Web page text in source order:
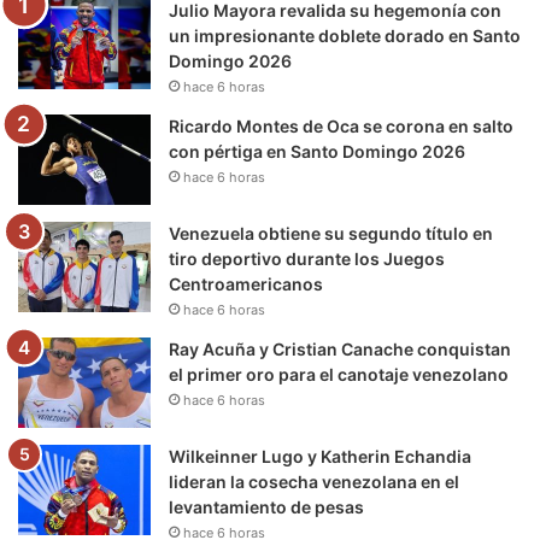
o
k
r
e
r
m
a
Julio Mayora revalida su hegemonía con
un impresionante doblete dorado en Santo
Domingo 2026
hace 6 horas
Ricardo Montes de Oca se corona en salto
con pértiga en Santo Domingo 2026
hace 6 horas
Venezuela obtiene su segundo título en
tiro deportivo durante los Juegos
Centroamericanos
hace 6 horas
Ray Acuña y Cristian Canache conquistan
el primer oro para el canotaje venezolano
hace 6 horas
Wilkeinner Lugo y Katherin Echandia
lideran la cosecha venezolana en el
levantamiento de pesas
hace 6 horas